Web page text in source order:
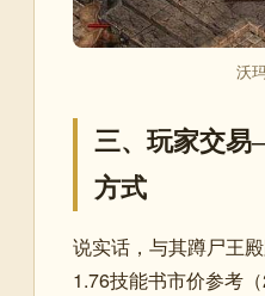
沃
三、玩家交
方式
说实话，与其蹲尸王
1.76技能书市价参考